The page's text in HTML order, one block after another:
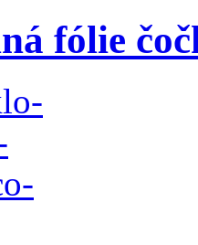
fólie